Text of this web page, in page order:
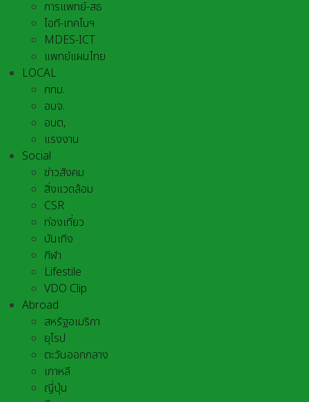
การแพทย์-สธ
ไอที-เทคโนฯ
MDES-ICT
แพทย์แผนไทย
LOCAL
กทม.
อบจ.
อบต,
แรงงาน
Social
ข่าวสังคม
สิ่งแวดล้อม
CSR
ท่องเที่ยว
บันเทิง
กีฬา
Lifestile
VDO Clip
Abroad
สหรัฐอเมริกา
ยุโรป
ตะวันออกกลาง
เกาหลี
ญี่ปุ่น